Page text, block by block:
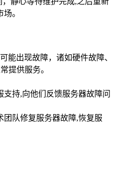
。
能出现故障，诸如硬件故障、
提供服务。
支持,向他们反馈服务器故障问
团队修复服务器故障,恢复服